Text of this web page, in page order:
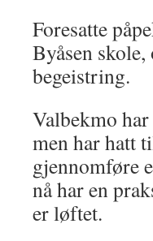
Foresatte
Byåsen
begeistring.
Valbekmo
men har hatt
gjennomføre
nå har en
er løftet.